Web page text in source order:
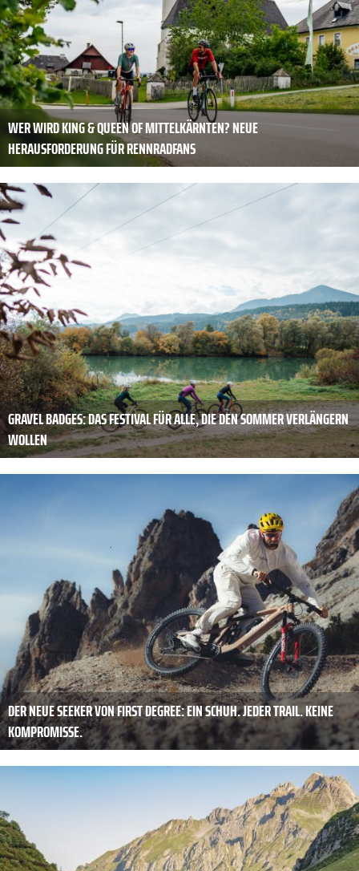
WER WIRD KING & QUEEN OF MITTELKÄRNTEN? NEUE
HERAUSFORDERUNG FÜR RENNRADFANS
GRAVEL BADGES: DAS FESTIVAL FÜR ALLE, DIE DEN SOMMER VERLÄNGERN
WOLLEN
DER NEUE SEEKER VON FIRST DEGREE: EIN SCHUH. JEDER TRAIL. KEINE
KOMPROMISSE.